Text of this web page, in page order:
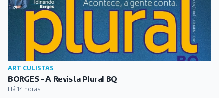
ARTICULISTAS
BORGES – A Revista Plural BQ
Há 14 horas